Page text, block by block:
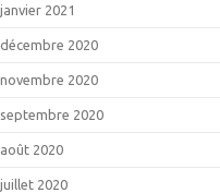
janvier 2021
décembre 2020
novembre 2020
septembre 2020
août 2020
juillet 2020